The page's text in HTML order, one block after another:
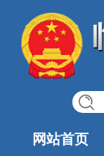
网站首页